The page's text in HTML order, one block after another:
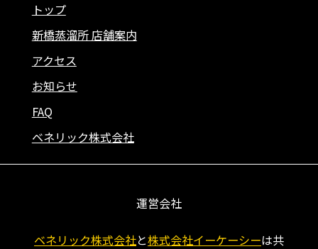
トップ
新橋蒸溜所 店舗案内
アクセス
お知らせ
FAQ
ベネリック株式会社
運営会社
ベネリック株式会社と株式会社イーケーシーは共